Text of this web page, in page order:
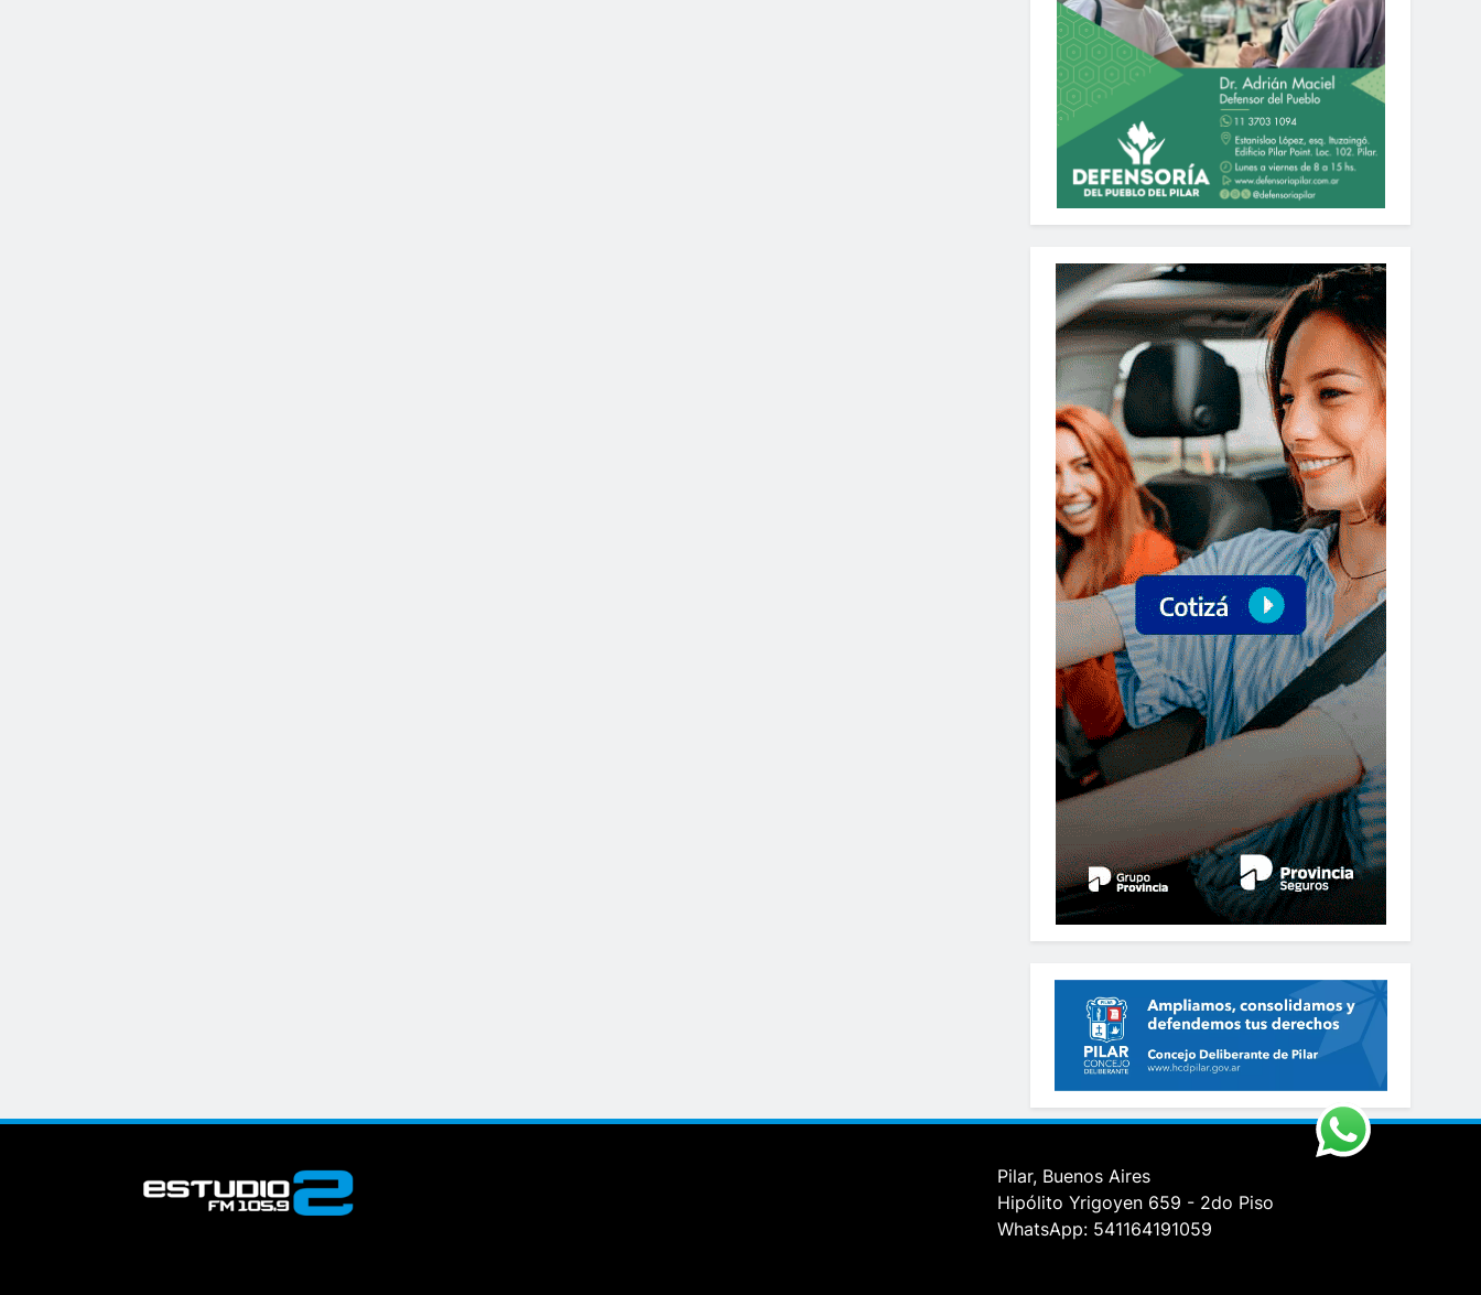
Pilar, Buenos Aires
Hipólito Yrigoyen 659 - 2do Piso
WhatsApp: 541164191059